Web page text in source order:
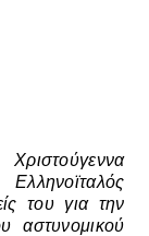
Xριστούγεννα
του για την
αστυνομικού